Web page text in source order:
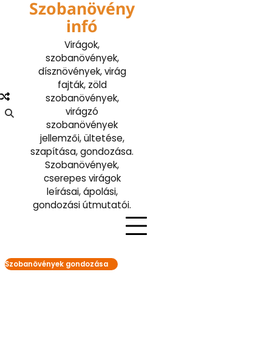
Szobanövény
infó
Virágok,
szobanövények,
dísznövények, virág
fajták, zöld
szobanövények,
virágzó
szobanövények
jellemzői, ültetése,
szapítása, gondozása.
Szobanövények,
cserepes virágok
leírásai, ápolási,
gondozási útmutatói.
Szobanövények gondozása